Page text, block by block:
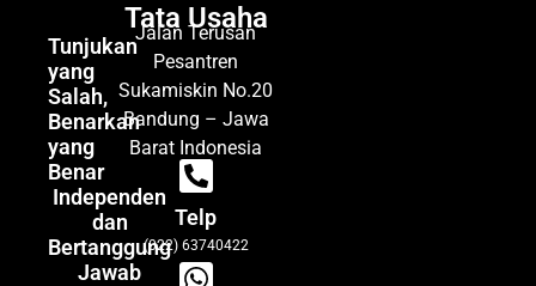
Tunjukan
yang
Salah,
Benarkan
yang
Benar
Independen
dan
Bertanggung
Jawab
Tata Usaha
Jalan Terusan
Pesantren
Sukamiskin No.20
Bandung – Jawa
Barat Indonesia
Telp
(022) 63740422